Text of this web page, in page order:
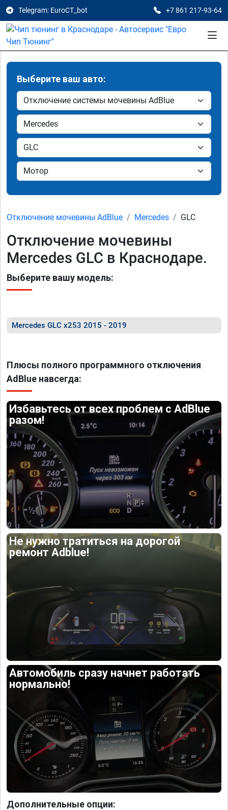
Telegram: EuroCT_bot +7 861 217-93-64
Выберите ваш авто:
Отключение мочевины AdBlue Mercedes GLC
Отключение мочевины
Mercedes GLC в Краснодаре.
Выберите вашу модель:
Mercedes GLC x253 2015 - 2019
Плюсы полного программного отключения
AdBlue навсегда:
Избавьтесь от всех проблем с AdBlue
разом!
Не нужно тратиться на дорогой
ремонт Adblue!
Автомобиль сразу начнет работать
нормально!
Дополнительные опции: